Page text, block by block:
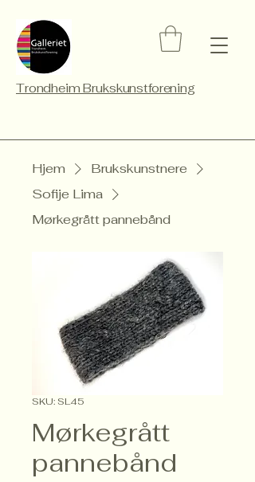
Trondheim Brukskunstforening
Hjem
Brukskunstnere
Sofije Lima
Mørkegrått pannebånd
SKU: SL45
Mørkegrått
pannebånd